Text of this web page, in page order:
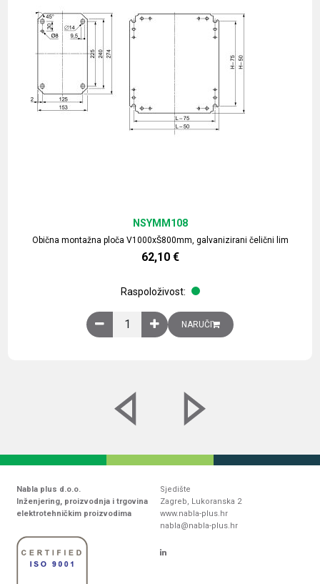
Obična montažna ploča V1000xŠ800mm, galvanizirani čelični lim
NSYMM108
62,10 €
Raspoloživost:
Obična montažna ploča V1000xŠ800mm,
NARUČI
Nabla plus d.o.o.
Inženjering, proizvodnja i trgovina
elektrotehničkim proizvodima
Sjedište
Zagreb, Lukoranska 2
www.nabla-plus.hr
nabla@nabla-plus.hr